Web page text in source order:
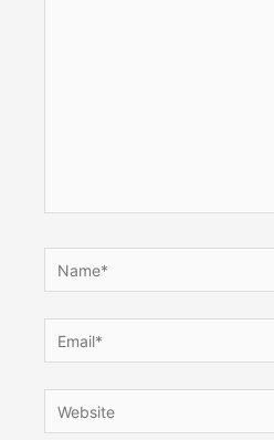
Email*
Website